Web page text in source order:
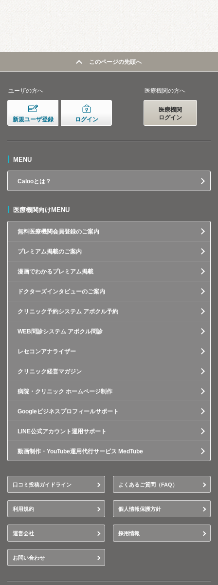
このページの先頭へ
ユーザの方へ
新規ユーザ登録 ログイン
医療機関の方へ
医療機関
ログイン
MENU
Calooとは？
医療機関向けMENU
無料医療機関会員登録のご案内
プレミアム掲載のご案内
漫画でわかるプレミアム掲載
ドクターズインタビューのご案内
クリニック予約システム アポクル予約
WEB問診システム アポクル問診
レセコンアナライザー
クリニック経営マガジン
病院・クリニック ホームページ制作
Googleビジネスプロフィールサポート
LINE公式アカウント運用サポート
動画制作・YouTube運用代行サービス MedTube
口コミ投稿ガイドライン よくあるご質問（FAQ）
利用規約 個人情報保護方針
運営会社 採用情報
お問い合わせ